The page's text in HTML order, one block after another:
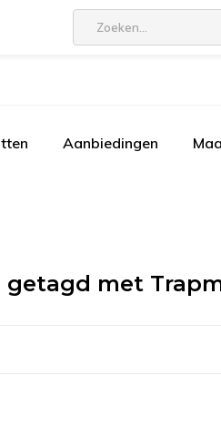
Aanbiedingen
getagd met